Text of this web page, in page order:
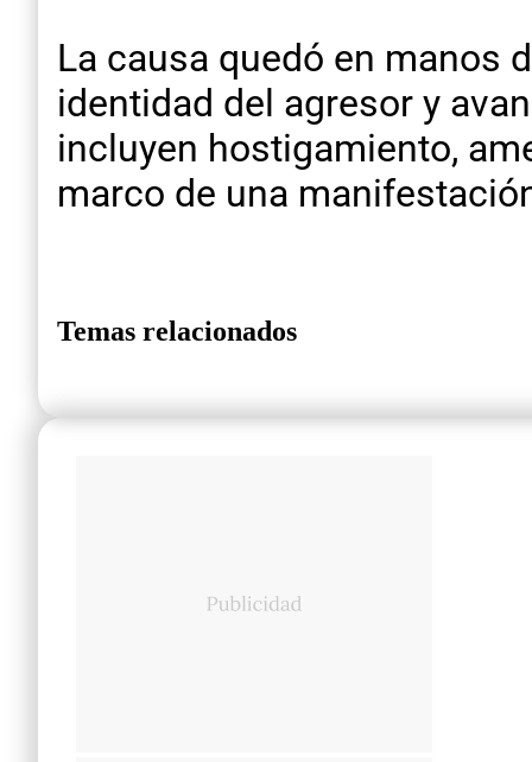
La causa quedó en manos
identidad del agresor y
incluyen hostigamiento,
marco de una
Temas relacionados